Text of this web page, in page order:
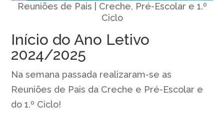
Reuniões de Pais | Creche, Pré-Escolar e 1.º
Ciclo
Início do Ano Letivo
2024/2025
Na semana passada realizaram-se as
Reuniões de Pais da Creche e Pré-Escolar e
do 1.º Ciclo!